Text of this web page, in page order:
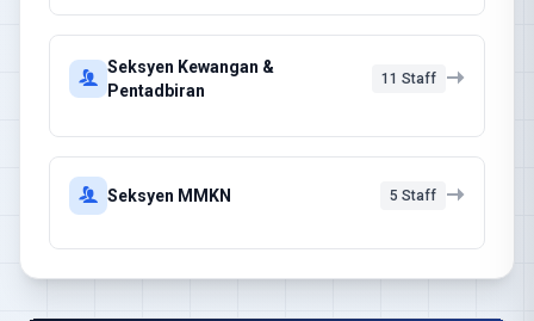
Seksyen Kewangan &
Pentadbiran
11 Staff
Seksyen MMKN 5 Staff